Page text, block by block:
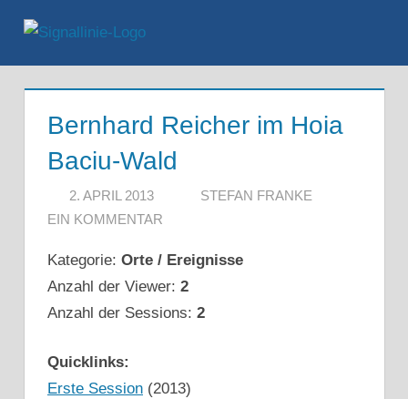
Inhalt
springen
Bernhard Reicher im Hoia
Baciu-Wald
2. APRIL 2013
STEFAN FRANKE
EIN KOMMENTAR
Kategorie: Orte / Ereignisse
Anzahl der Viewer: 2
Anzahl der Sessions: 2
Quicklinks:
Erste Session (2013)